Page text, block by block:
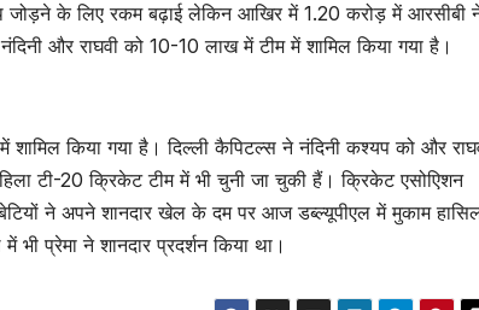
के लिए रकम बढ़ाई लेकिन आखिर में 1.20 करोड़ में आरसीबी
और राघवी को 10-10 लाख में टीम में शामिल किया गया है।
किया गया है। दिल्ली कैपिटल्स ने नंदिनी कश्यप को और
टी-20 क्रिकेट टीम में भी चुनी जा चुकी हैं। क्रिकेट एसोएिशन
ने अपने शानदार खेल के दम पर आज डब्ल्यूपीएल में मुकाम
भी प्रेमा ने शानदार प्रदर्शन किया था।